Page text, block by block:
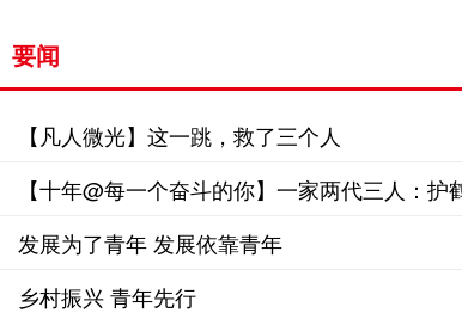
要闻
【凡人微光】这一跳，救了三个人
【十年@每一个奋斗的你】一家两代三人：护
发展为了青年 发展依靠青年
乡村振兴 青年先行